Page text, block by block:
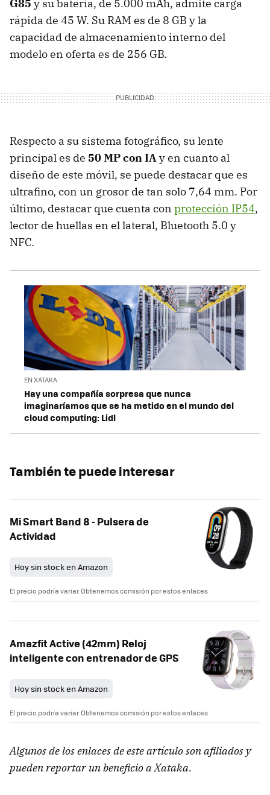
G85 y su batería, de 5.000 mAh, admite carga
rápida de 45 W. Su RAM es de 8 GB y la
capacidad de almacenamiento interno del
modelo en oferta es de 256 GB.
Respecto a su sistema fotográfico, su lente
principal es de 50 MP con IAy en cuanto al
diseño de este móvil, se puede destacar que es
ultrafino, con un grosor de tan solo 7,64 mm. Por
último, destacar que cuenta con protección IP54,
lector de huellas en el lateral, Bluetooth 5.0 y
NFC.
EN XATAKA
Hay una compañía sorpresa que nunca
imaginaríamos que se ha metido en el mundo del
cloud computing: Lidl
También te puede interesar
Mi Smart Band 8 - Pulsera de
Actividad
Hoy sin stock en Amazon
El precio podría variar. Obtenemos comisión por estos enlaces
Amazfit Active (42mm) Reloj
inteligente con entrenador de GPS
Hoy sin stock en Amazon
El precio podría variar. Obtenemos comisión por estos enlaces
Algunos de los enlaces de este artículo son afiliados y
pueden reportar un beneficio a Xataka.